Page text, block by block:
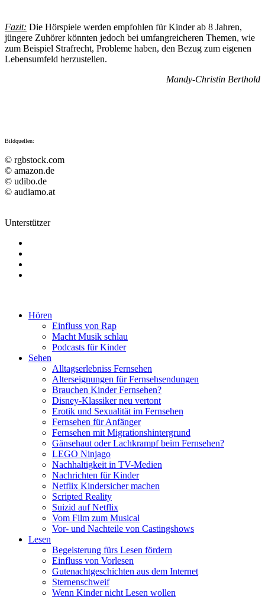
Fazit: Die Hörspiele werden empfohlen für Kinder ab 8 Jahren,
jüngere Zuhörer könnten jedoch bei umfangreicheren Themen, wie
zum Beispiel Strafrecht, Probleme haben, den Bezug zum eigenen
Lebensumfeld herzustellen.
Mandy-Christin Berthold
Bildquellen:
© rgbstock.com
© amazon.de
© udibo.de
© audiamo.at
Unterstützer
Hören
Einfluss von Rap
Macht Musik schlau
Podcasts für Kinder
Sehen
Alltagserlebniss Fernsehen
Alterseignungen für Fernsehsendungen
Brauchen Kinder Fernsehen?
Disney-Klassiker neu vertont
Erotik und Sexualität im Fernsehen
Fernsehen für Anfänger
Fernsehen mit Migrationshintergrund
Gänsehaut oder Lachkrampf beim Fernsehen?
LEGO Ninjago
Nachhaltigkeit in TV-Medien
Nachrichten für Kinder
Netflix Kindersicher machen
Scripted Reality
Suizid auf Netflix
Vom Film zum Musical
Vor- und Nachteile von Castingshows
Lesen
Begeisterung fürs Lesen fördern
Einfluss von Vorlesen
Gutenachtgeschichten aus dem Internet
Sternenschweif
Wenn Kinder nicht Lesen wollen